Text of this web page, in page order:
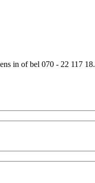
in of bel 070 - 22 117 18.